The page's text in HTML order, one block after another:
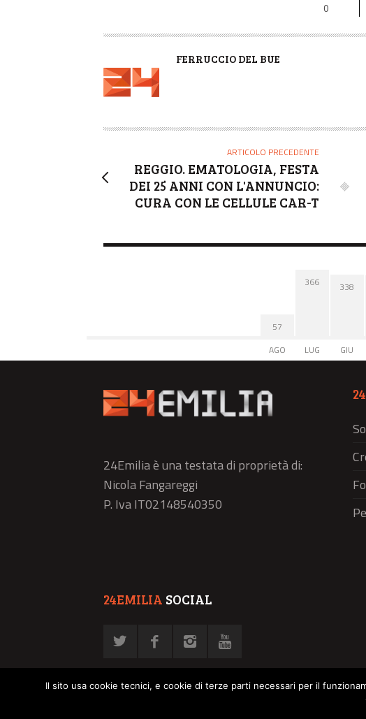
0
A
R
FERRUCCIO DEL BUE
ARTICOLO PRECEDENTE
REGGIO. EMATOLOGIA, FESTA
DEI 25 ANNI CON L'ANNUNCIO:
CURA CON LE CELLULE CAR-T
57
AGO
366
LUG
338
GIU
24Emilia è una testata di proprietà di:
Nicola Fangareggi
P. Iva IT02148540350
24
24EMILIA SOCIAL
Il sito usa cookie tecnici, e cookie di terze parti necessari per il